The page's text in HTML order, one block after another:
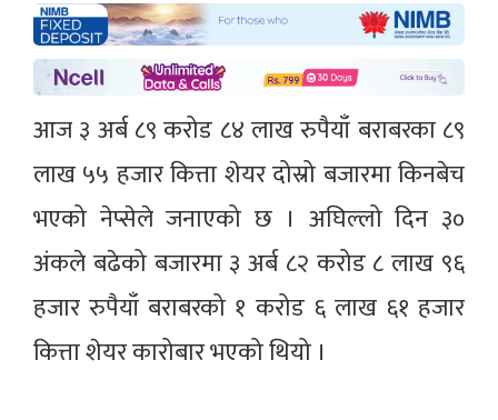
आज ३ अर्ब ८९ करोड ८४ लाख रुपैयाँ बराबरका ८९
लाख ५५ हजार कित्ता शेयर दोस्रो बजारमा किनबेच
भएको नेप्सेले जनाएको छ । अघिल्लो दिन ३०
अंकले बढेको बजारमा ३ अर्ब ८२ करोड ८ लाख ९६
हजार रुपैयाँ बराबरको १ करोड ६ लाख ६१ हजार
कित्ता शेयर कारोबार भएको थियो ।